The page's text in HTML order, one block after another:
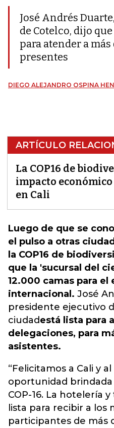
José Andrés
de Cotelco, dijo
para atender a
presentes
DIEGO ALEJANDRO OSPINA
ARTÍCULO
La COP16 de
impacto económico
en Cali
Luego de que se
el pulso a otras
la COP16 de
que la 'sucursal del
12.000 camas para el
internacional. José
presidente ejecutivo
ciudadestá lista para
delegaciones, para
asistentes.
“Felicitamos a Cali y
oportunidad brindada
COP-16. La hotelería
lista para recibir a los
participantes de más